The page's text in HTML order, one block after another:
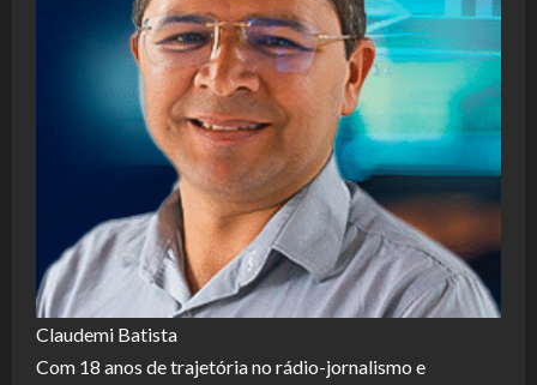
Claudemi Batista
Com 18 anos de trajetória no rádio-jornalismo e